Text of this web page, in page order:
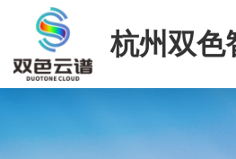
杭州双色
司